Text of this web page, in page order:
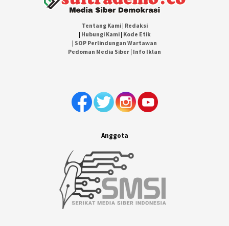
Tentang Kami| Redaksi
| Hubungi Kami| Kode Etik
| SOP Perlindungan Wartawan
Pedoman Media Siber | Info Iklan
Anggota